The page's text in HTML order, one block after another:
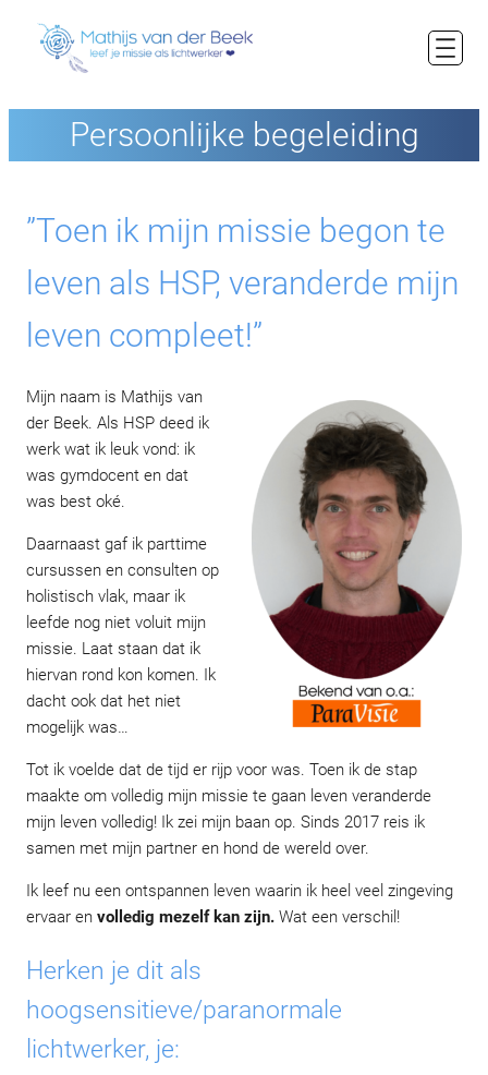
Persoonlijke begeleiding
”Toen ik mijn missie begon te
leven als HSP, veranderde mijn
leven compleet!”
Mijn naam is Mathijs van
der Beek. Als HSP deed ik
werk wat ik leuk vond: ik
was gymdocent en dat
was best oké.
Daarnaast gaf ik parttime
cursussen en consulten op
holistisch vlak, maar ik
leefde nog niet voluit mijn
missie. Laat staan dat ik
hiervan rond kon komen. Ik
dacht ook dat het niet
mogelijk was…
Tot ik voelde dat de tijd er rijp voor was. Toen ik de stap
maakte om volledig mijn missie te gaan leven veranderde
mijn leven volledig! Ik zei mijn baan op. Sinds 2017 reis ik
samen met mijn partner en hond de wereld over.
Ik leef nu een ontspannen leven waarin ik heel veel zingeving
ervaar en volledig mezelf kan zijn. Wat een verschil!
Herken je dit als
hoogsensitieve/paranormale
lichtwerker, je: